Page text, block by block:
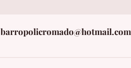
barropolicromado@hotmail.com